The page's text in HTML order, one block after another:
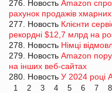
276. Новость Amazon
рахунок продажів хмарних
277. Новость Клієнти
рекордні $12,7 млрд на
278. Новость Німці
279. Новость Amazon
на інших веб-сайтах
280. Новость У 2024 році
1 2 3 4 5 6 7 8